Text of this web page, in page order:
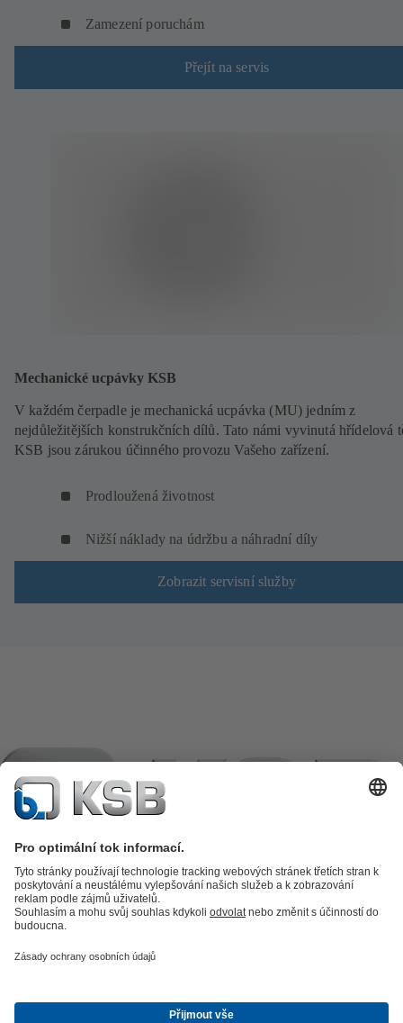
Zamezení poruchám
Přejít na servis
Mechanické ucpávky KSB
V každém čerpadle je mechanická ucpávka (MU) jedním z
nejdůležitějších konstrukčních dílů. Tato námi vyvinutá hřídelová
KSB jsou zárukou účinného provozu Vašeho zařízení.
Prodloužená životnost
Nižší náklady na údržbu a náhradní díly
Zobrazit servisní služby
a know-how